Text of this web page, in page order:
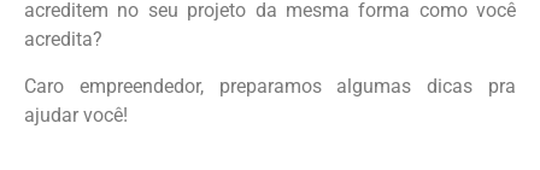
acreditem no seu projeto da mesma forma como você
acredita?
Caro empreendedor, preparamos algumas dicas pra
ajudar você!